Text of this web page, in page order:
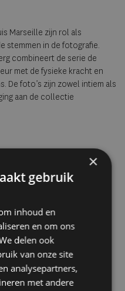
Marseille zijn rol als
stemmen in de fotografie.
combineert de serie de
met de fysieke kracht en
De foto’s zijn zowel intiem als
aan de collectie
de afgelopen jaren
×
gebruik
inhoud en
en om ons
delen ook
van onze site
analysepartners,
met andere